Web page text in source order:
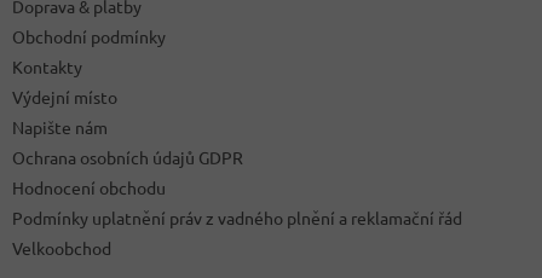
Doprava & platby
Obchodní podmínky
Kontakty
Výdejní místo
Napište nám
Ochrana osobních údajů GDPR
Hodnocení obchodu
Podmínky uplatnění práv z vadného plnění a reklamační řád
Velkoobchod